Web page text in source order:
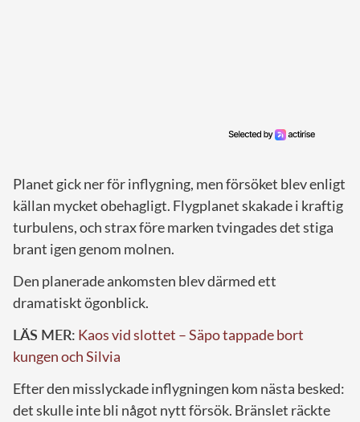
Planet gick ner för inflygning, men försöket blev enligt
källan mycket obehagligt. Flygplanet skakade i kraftig
turbulens, och strax före marken tvingades det stiga
brant igen genom molnen.
Den planerade ankomsten blev därmed ett
dramatiskt ögonblick.
LÄS MER: Kaos vid slottet – Säpo tappade bort
kungen och Silvia
Efter den misslyckade inflygningen kom nästa besked:
det skulle inte bli något nytt försök. Bränslet räckte